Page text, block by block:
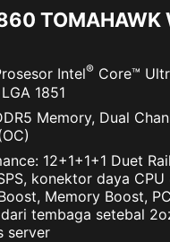
TOMAHAWK
Intel® Core™
1851
Memory, Dual
12+1+1+1 Duet
konektor daya
Memory Boost,
tembaga setebal
server